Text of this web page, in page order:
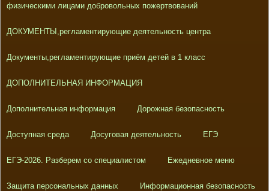
физическими лицами добровольных пожертвований
ДОКУМЕНТЫ,регламентирующие деятельность центра
Документы,регламентирующие приём детей в 1 класс
ДОПОЛНИТЕЛЬНАЯ ИНФОРМАЦИЯ
Дополнительная информация Дорожная безопасность
Доступная среда Досуговая деятельность ЕГЭ
ЕГЭ-2026. Разберем со специалистом Ежедневное меню
Защита персональных данных Информационная безопасность